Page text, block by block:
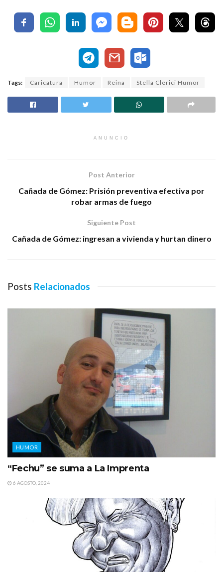
Tags: Caricatura Humor Reina Stella Clerici Humor
ANUNCIO
Post Anterior
Cañada de Gómez: Prisión preventiva efectiva por
robar armas de fuego
Siguiente Post
Cañada de Gómez: ingresan a vivienda y hurtan dinero
Posts Relacionados
HUMOR
“Fechu” se suma a La Imprenta
6 AGOSTO, 2024